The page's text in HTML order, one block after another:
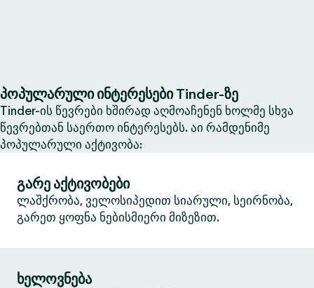
პოპულარული ინტერესები Tinder-ზე
Tinder-ის წევრები ხშირად აღმოაჩენენ ხოლმე სხვა
წევრებთან საერთო ინტერესებს. აი რამდენიმე
პოპულარული აქტივობა:
გარე აქტივობები
ლაშქრობა, ველოსიპედით სიარული, სეირნობა,
გარეთ ყოფნა ნებისმიერი მიზეზით.
ხელოვნება